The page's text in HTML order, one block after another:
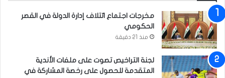
مخرجات اجتماع ائتلاف إدارة الدولة في القصر
الحكومي
منذ 21 دقيقة
لجنة التراخيص تصوت على ملفات الأندية
المتقدمة للحصول على رخصة المشاركة في